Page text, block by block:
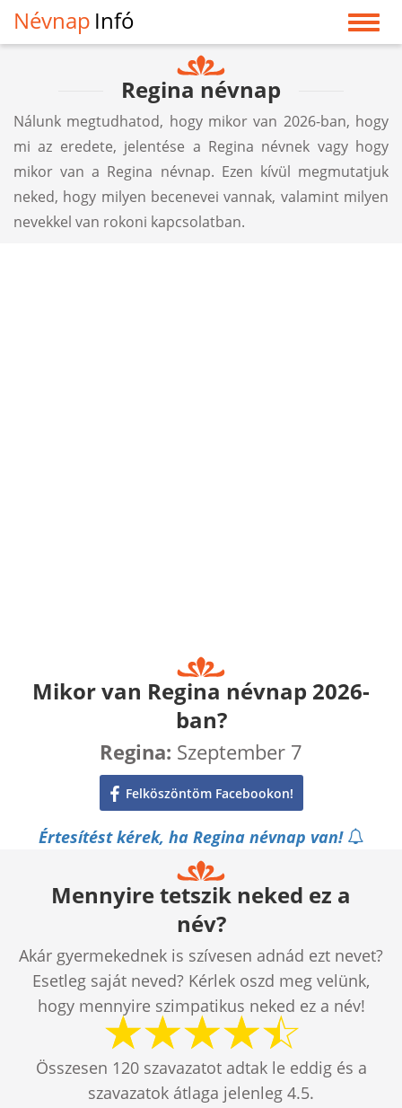
Névnap Infó
Regina névnap
Nálunk megtudhatod, hogy mikor van 2026-ban, hogy
mi az eredete, jelentése a Regina névnek vagy hogy
mikor van a Regina névnap. Ezen kívül megmutatjuk
neked, hogy milyen becenevei vannak, valamint milyen
nevekkel van rokoni kapcsolatban.
Mikor van Regina névnap 2026-
ban?
Regina: Szeptember 7
Felköszöntöm Facebookon!
Értesítést kérek, ha Regina névnap van!
Mennyire tetszik neked ez a
név?
Akár gyermekednek is szívesen adnád ezt nevet?
Esetleg saját neved? Kérlek oszd meg velünk,
hogy mennyire szimpatikus neked ez a név!
Összesen 120szavazatot adtak le eddig és a
szavazatok átlaga jelenleg 4.5.